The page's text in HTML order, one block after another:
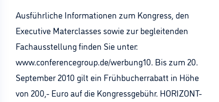
Ausführliche Informationen zum Kongress, den
Executive Materclasses sowie zur begleitenden
Fachausstellung finden Sie unter:
www.conferencegroup.de/werbung10. Bis zum 20.
September 2010 gilt ein Frühbucherrabatt in Höhe
von 200,- Euro auf die Kongressgebühr. HORIZONT-